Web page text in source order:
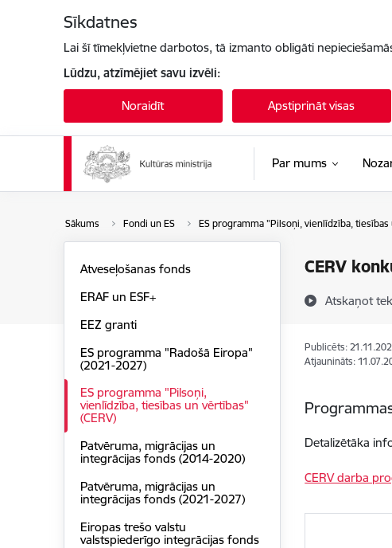
Sīkdatnes
Lai šī tīmekļvietne darbotos, tā izmanto obligāti
Lūdzu, atzīmējiet savu izvēli:
Noraidīt Apstiprināt visas
Par mums
Sākums Fondi un ES ES programma "Pilsoņi, vienlīdzība, tiesības
CERV
Atskaņot
Atveseļošanas fonds
ERAF un ESF+
EEZ granti
ES programma "Radošā Eiropa"
(2021-2027)
ES programma "Pilsoņi,
vienlīdzība, tiesības un vērtības"
(CERV)
Patvēruma, migrācijas un
integrācijas fonds (2014-2020)
Patvēruma, migrācijas un
integrācijas fonds (2021-2027)
Eiropas trešo valstu
valstspiederīgo integrācijas fonds
Publicēts:
Atjaunināts:
Detalizētāka
CERV darba